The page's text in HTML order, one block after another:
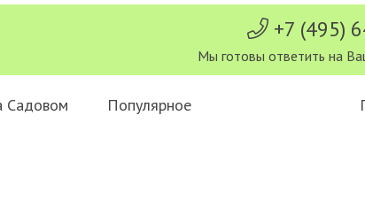
+7 (495)
Мы готовы ответить на
Садовом Популярное